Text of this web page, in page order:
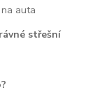
auta
střešní